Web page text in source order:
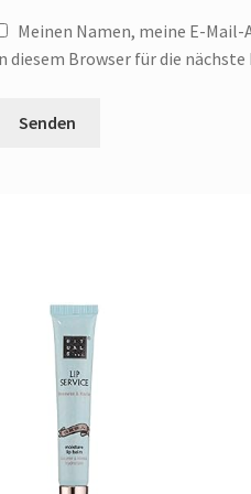
Meinen Namen, meine E-Mail-
diesem Browser für die